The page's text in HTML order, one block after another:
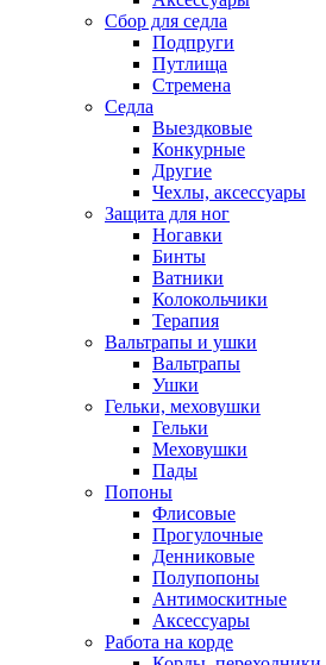
Сбор для седла
Подпруги
Путлища
Стремена
Седла
Выездковые
Конкурные
Другие
Чехлы, аксессуары
Защита для ног
Ногавки
Бинты
Ватники
Колокольчики
Терапия
Вальтрапы и ушки
Вальтрапы
Ушки
Гельки, меховушки
Гельки
Меховушки
Пады
Попоны
Флисовые
Прогулочные
Денниковые
Полупопоны
Антимоскитные
Аксессуары
Работа на корде